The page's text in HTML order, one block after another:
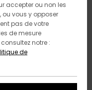
accepter ou non les
vous y opposer
pas de votre
de mesure
notre :
de